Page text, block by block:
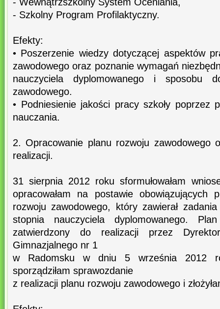
- Szkolny Program Profilaktyczny.
Efekty:
• Poszerzenie wiedzy dotyczącej aspektów
zawodowego oraz poznanie wymagań
nauczyciela dyplomowanego i sposobu
zawodowego.
• Podniesienie jakości pracy szkoły poprzez
nauczania.
2. Opracowanie planu rozwoju zawodowego
realizacji.
31 sierpnia 2012 roku sformułowałam
opracowałam na postawie obowiązujących
rozwoju zawodowego, który zawierał
stopnia nauczyciela dyplomowanego.
zatwierdzony do realizacji przez
Gimnazjalnego nr 1
w Radomsku w dniu 5 września 2012
sporządziłam sprawozdanie
z realizacji planu rozwoju zawodowego i